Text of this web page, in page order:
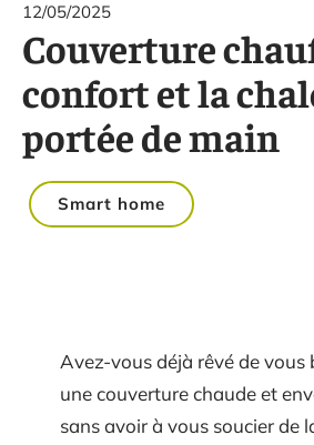
12/05/2025
Couverture
confort et la
portée de main
Smart home
Avez-vous déjà rêvé de vous
une couverture chaude et
sans avoir à vous soucier de